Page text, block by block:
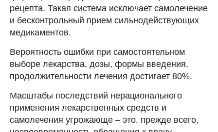
рецепта. Такая система исключает самолечение
и бесконтрольный прием сильнодействующих
медикаментов.
Вероятность ошибки при самостоятельном
выборе лекарства, дозы, формы введения,
продолжительности лечения достигает 80%.
Масштабы последствий нерационального
применения лекарственных средств и
самолечения угрожающе – это, прежде всего,